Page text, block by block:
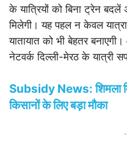
के यात्रियों को बिना ट्रेन
मिलेगी। यह पहल न केवल
यातायात को भी बेहतर
नेटवर्क दिल्ली-मेरठ के यात्री
Subsidy News: शिमला
किसानों के लिए बड़ा मौका